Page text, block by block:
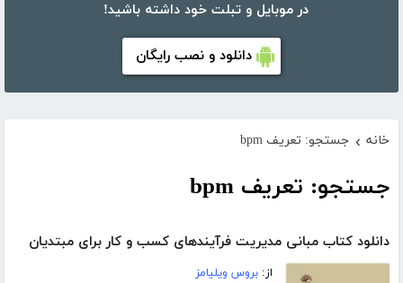
در موبایل و تبلت خود داشته باشید!
دانلود و نصب رایگان
خانه › جستجو: تعریف bpm
جستجو: تعریف bpm
دانلود کتاب مبانی مدیریت فرآیندهای کسب و کار برای مبتدیان
از:بروس ویلیامز